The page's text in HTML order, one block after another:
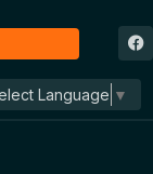
Language ▼